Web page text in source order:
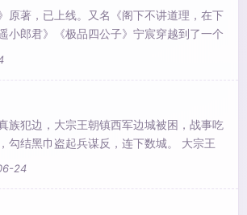
原著，已上线。又名《阁下不讲道理，在下
小郎君》《极品四公子》宁宸穿越到了一个
朝代，本想一心搞钱，做个快乐逍遥的富家
族犯边，大宗王朝镇西军边城被困，战事吃
勾结黑巾盗起兵谋反，连下数城。 大宗王
，风雨飘摇之中。 同年冬，林丰意外穿越
24